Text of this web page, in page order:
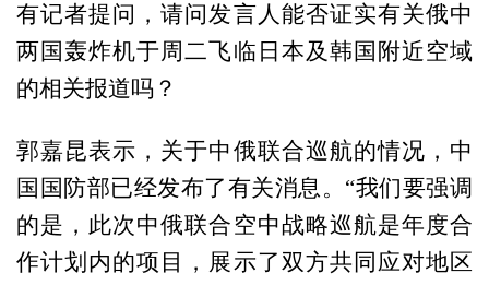
有记者提问，请问发言人能否证实有关俄中
两国轰炸机于周二飞临日本及韩国附近空域
的相关报道吗？
郭嘉昆表示，关于中俄联合巡航的情况，中
国国防部已经发布了有关消息。“我们要强调
的是，此次中俄联合空中战略巡航是年度合
作计划内的项目，展示了双方共同应对地区